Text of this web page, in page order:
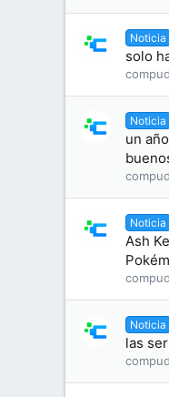
Noticia
solo
Noticia
un
Noticia
Ash
Noticia
las